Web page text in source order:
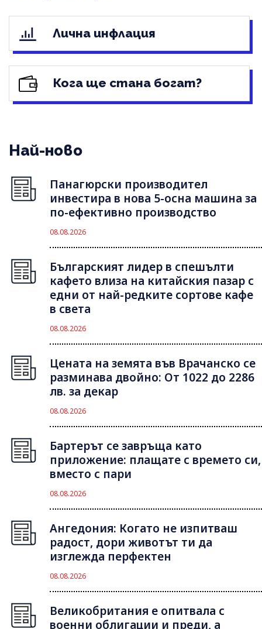
Лична инфлация
Кога ще стана богат?
Най-ново
Панагюрски производител
инвестира в нова 5-осна машина за
по-ефективно производство
08.08.2026
Българският лидер в спешълти
кафето влиза на китайския пазар с
едни от най-редките сортове кафе
в света
08.08.2026
Цената на земята във Врачанско се
разминава двойно: От 1022 до 2286
лв. за декар
08.08.2026
Бартерът се завръща като
приложение: плащате с времето си,
вместо с пари
08.08.2026
Ангедония: Когато не изпитваш
радост, дори животът ти да
изглежда перфектен
08.08.2026
Великобритания е опитвала с
военни облигации и преди, а